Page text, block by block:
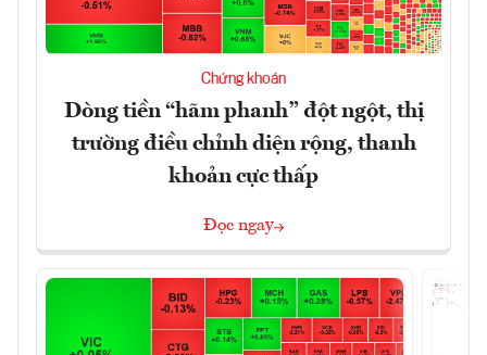
Chứng khoán
Dòng tiền “hãm phanh” đột ngột, thị
trường điều chỉnh diện rộng, thanh
khoản cực thấp
Đọc ngay